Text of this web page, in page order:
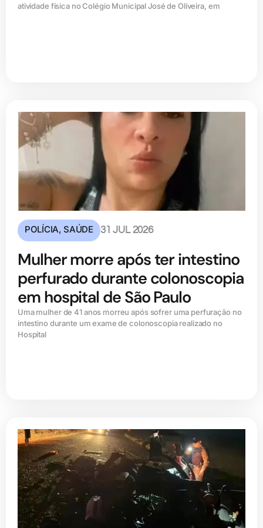
atividade física no Colégio Municipal José de Oliveira, em
POLÍCIA,SAÚDE 31 JUL 2026
Mulher morre após ter intestino
perfurado durante colonoscopia
em hospital de São Paulo
Uma mulher de 41 anos morreu após sofrer uma perfuração no
intestino durante um exame de colonoscopia realizado no
Hospital